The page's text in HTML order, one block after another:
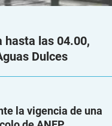
hasta las 04.00,
Dulces
la vigencia de una